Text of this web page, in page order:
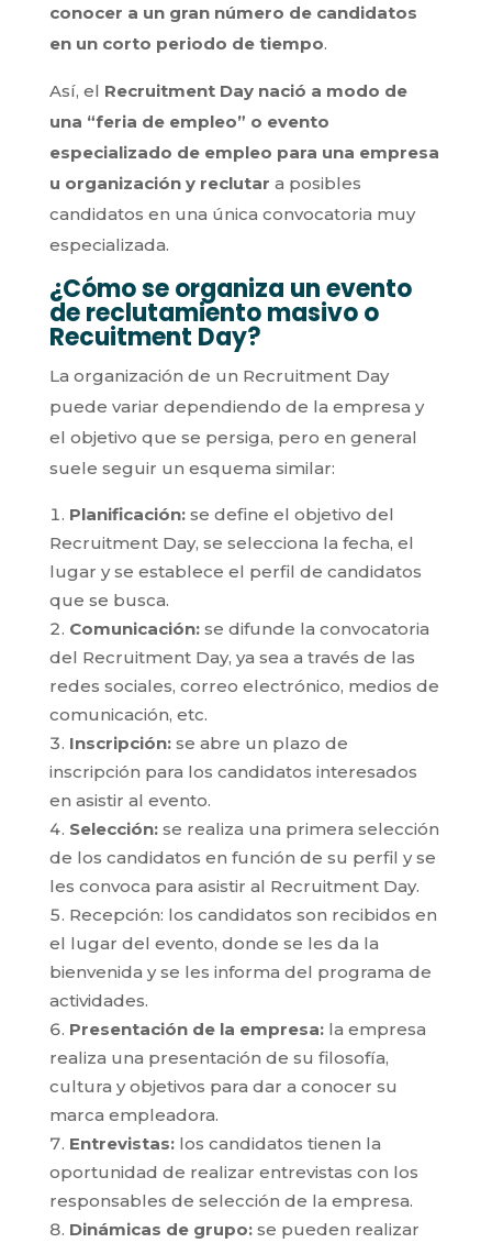
conocer a un gran número de candidatos
en un corto periodo de tiempo.
Así, el Recruitment Day nació a modo de
una “feria de empleo” o evento
especializado de empleo para una empresa
u organización y reclutar a posibles
candidatos en una única convocatoria muy
especializada.
¿Cómo se organiza un evento
de reclutamiento masivo o
Recuitment Day?
La organización de un Recruitment Day
puede variar dependiendo de la empresa y
el objetivo que se persiga, pero en general
suele seguir un esquema similar:
Planificación:se define el objetivo del
Recruitment Day, se selecciona la fecha, el
lugar y se establece el perfil de candidatos
que se busca.
Comunicación:se difunde la convocatoria
del Recruitment Day, ya sea a través de las
redes sociales, correo electrónico, medios de
comunicación, etc.
Inscripción:se abre un plazo de
inscripción para los candidatos interesados
en asistir al evento.
Selección:se realiza una primera selección
de los candidatos en función de su perfil y se
les convoca para asistir al Recruitment Day.
Recepción: los candidatos son recibidos en
el lugar del evento, donde se les da la
bienvenida y se les informa del programa de
actividades.
Presentación de la empresa:la empresa
realiza una presentación de su filosofía,
cultura y objetivos para dar a conocer su
marca empleadora.
Entrevistas:los candidatos tienen la
oportunidad de realizar entrevistas con los
responsables de selección de la empresa.
Dinámicas de grupo:se pueden realizar